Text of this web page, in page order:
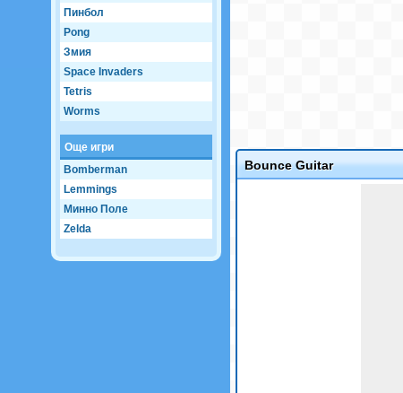
Пинбол
Pong
Змия
Space Invaders
Tetris
Worms
Още игри
Bomberman
Lemmings
Минно Поле
Zelda
Bounce Guitar